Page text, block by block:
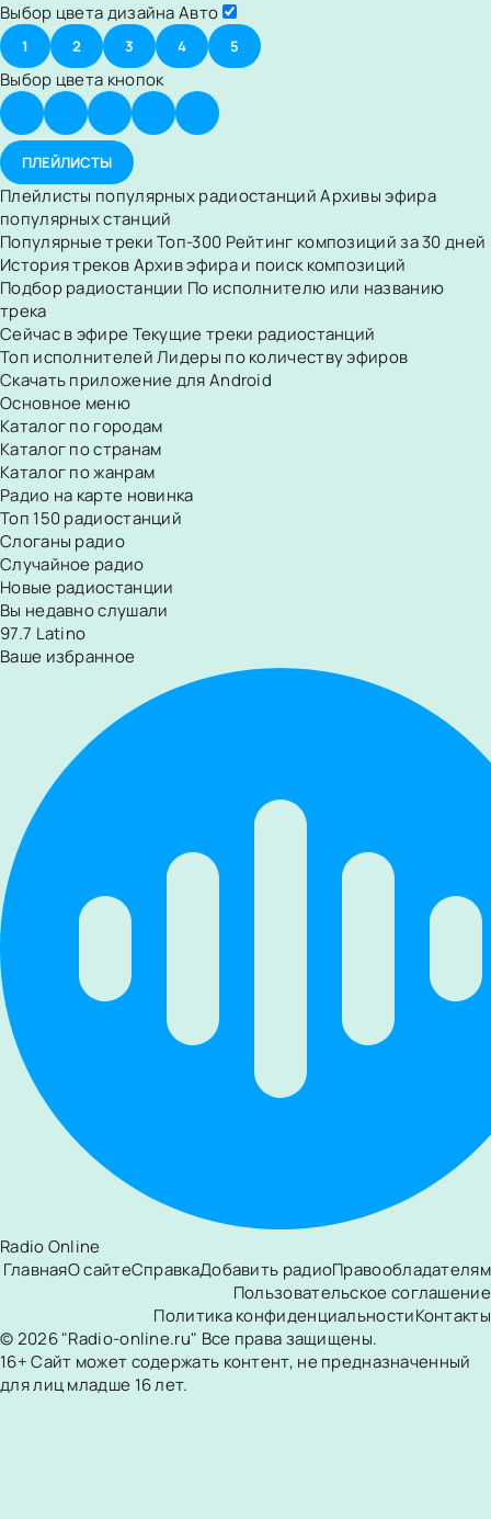
Выбор цвета дизайнаАвто
1 2 3 4 5
Выбор цвета кнопок
ПЛЕЙЛИСТЫ
Плейлисты популярных радиостанций Архивы эфира
популярных станций
Популярные трекиТоп-300 Рейтинг композиций за 30 дней
История трековАрхив эфира и поиск композиций
Подбор радиостанции По исполнителю или названию
трека
Сейчас в эфиреТекущие треки радиостанций
Топ исполнителейЛидеры по количеству эфиров
Скачать приложение для Android
Основное меню
Каталог по городам
Каталог по странам
Каталог по жанрам
Радио на карте новинка
Топ 150 радиостанций
Слоганы радио
Случайное радио
Новые радиостанции
Вы недавно слушали
97.7 Latino
Ваше избранное
Radio Online
ГлавнаяО сайтеСправкаДобавить радиоПравообладателям
Пользовательское соглашение
Политика конфиденциальностиКонтакты
© 2026 "Radio-online.ru" Все права защищены.
16+ Сайт может содержать контент, не предназначенный
для лиц младше 16 лет.